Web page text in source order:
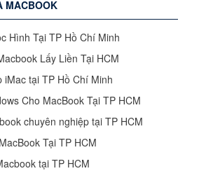
MACBOOK
Hình Tại TP Hồ Chí Minh
Lấy Liền Tại HCM
iMac tại TP Hồ Chí Minh
Cho MacBook Tại TP HCM
chuyên nghiệp tại TP HCM
Tại TP HCM
tại TP HCM